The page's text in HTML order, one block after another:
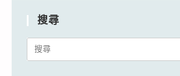
搜尋
Search